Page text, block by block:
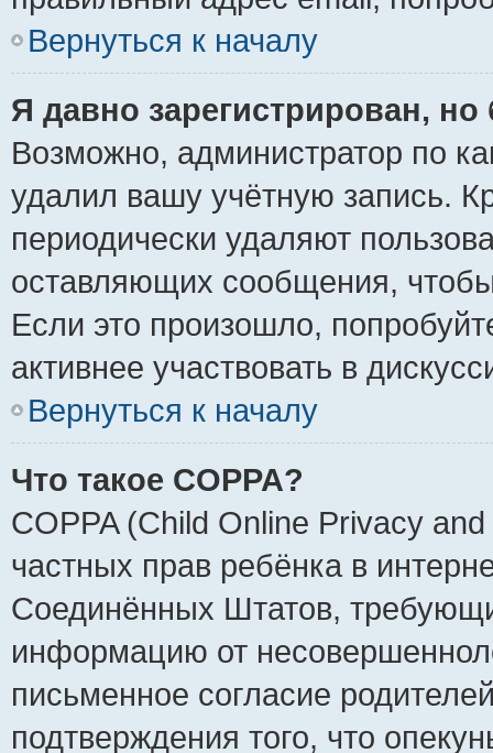
Вернуться к началу
Я давно зарегистрирован,
Возможно, администратор по
удалил вашу учётную запись.
периодически удаляют
оставляющих сообщения,
Если это произошло,
активнее участвовать в
Вернуться к началу
Что такое COPPA?
COPPA (Child Online Privacy
частных прав ребёнка в
Соединённых Штатов,
информацию от
письменное согласие
подтверждения того, что